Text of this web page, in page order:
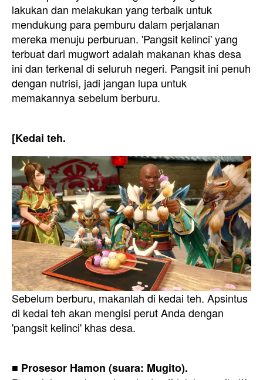
lakukan dan melakukan yang terbaik untuk
mendukung para pemburu dalam perjalanan
mereka menuju perburuan. 'Pangsit kelinci' yang
terbuat dari mugwort adalah makanan khas desa
ini dan terkenal di seluruh negeri. Pangsit ini penuh
dengan nutrisi, jadi jangan lupa untuk
memakannya sebelum berburu.
[Kedai teh.
Sebelum berburu, makanlah di kedai teh. Apsintus
di kedai teh akan mengisi perut Anda dengan
'pangsit kelinci' khas desa.
■ Prosesor Hamon (suara: Mugito).